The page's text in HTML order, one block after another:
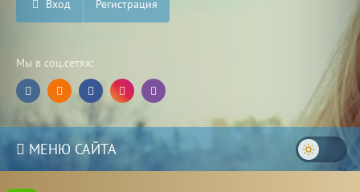
Вход Регистрация
Мы в соц.сетях:
МЕНЮ САЙТА